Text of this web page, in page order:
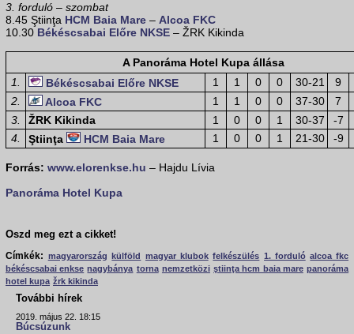
3. forduló – szombat
8.45 Ştiinţa HCM Baia Mare – Alcoa FKC
10.30 Békéscsabai Előre NKSE – ŽRK Kikinda
A Panoráma Hotel Kupa állása
1.
Békéscsabai Előre NKSE 1 1 0 0 30-21
9
2.
Alcoa FKC 1 1 0 0 37-30
7
3.
ŽRK Kikinda 1 0 0 1 30-37
-7
4.
Ştiinţa HCM Baia Mare 1 0 0 1 21-30 -9
Forrás: www.elorenkse.hu – Hajdu Lívia
Panoráma Hotel Kupa
Oszd meg ezt a cikket!
Címkék: magyarország külföld magyar klubok felkészülés 1. forduló alcoa fkc
békéscsabai enkse nagybánya torna nemzetközi ştiinţa hcm baia mare panoráma
hotel kupa žrk kikinda
További hírek
2019. május 22. 18:15
Búcsúzunk